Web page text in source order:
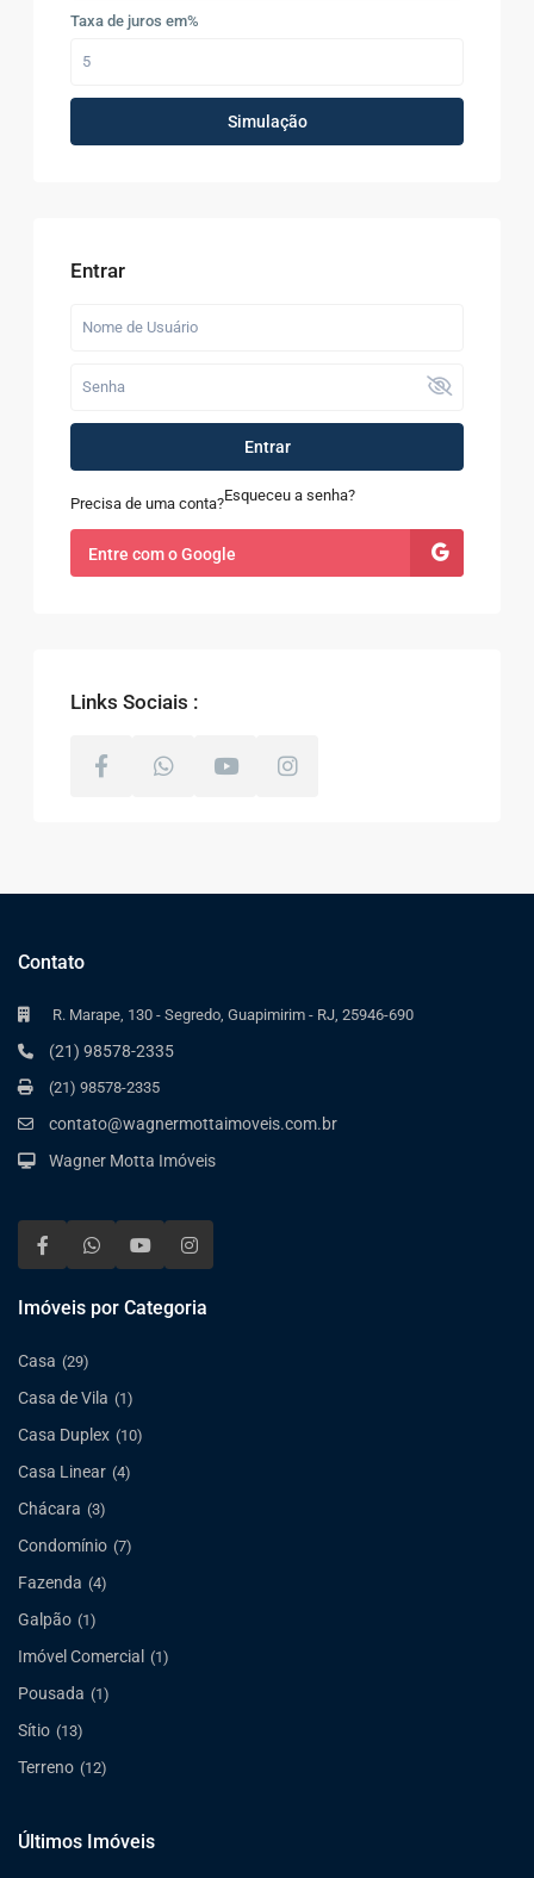
Taxa de juros em%
Simulação
Entrar
Entrar
Precisa de uma conta?Esqueceu a senha?
Entre com o Google
Links Sociais :
Contato
R. Marape, 130 - Segredo, Guapimirim - RJ, 25946-690
(21) 98578-2335
(21) 98578-2335
contato@wagnermottaimoveis.com.br
Wagner Motta Imóveis
Imóveis por Categoria
Casa (29)
Casa de Vila (1)
Casa Duplex (10)
Casa Linear (4)
Chácara (3)
Condomínio (7)
Fazenda (4)
Galpão (1)
Imóvel Comercial (1)
Pousada (1)
Sítio (13)
Terreno (12)
Últimos Imóveis